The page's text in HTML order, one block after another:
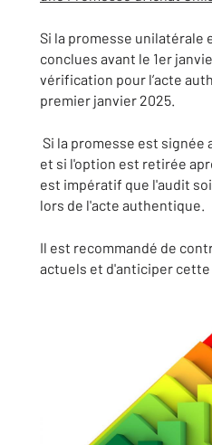
Si la promesse unilatérale
conclues avant le 1er
vérification pour l’acte
premier janvier 2025.
Si la promesse est signée
et si l'option est retirée
est impératif que l'audit
lors de l'acte authentique.
Il est recommandé de
actuels et d'anticiper cette